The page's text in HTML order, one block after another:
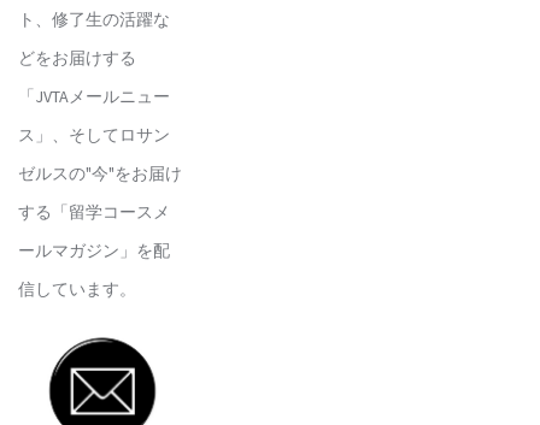
ト、修了生の活躍な
どをお届けする
「JVTAメールニュー
ス」、そしてロサン
ゼルスの"今"をお届け
する「留学コースメ
ールマガジン」を配
信しています。